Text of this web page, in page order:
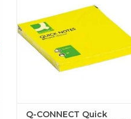
TOEVOEGEN AAN
WINKELWAGEN
Q-CONNECT Quick